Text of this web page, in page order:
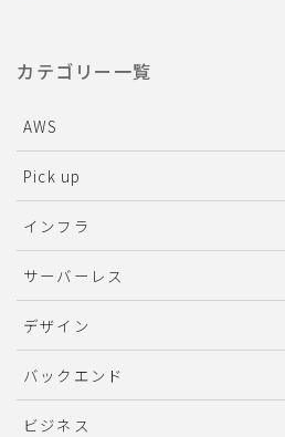
カテゴリー一覧
AWS
Pick up
インフラ
サーバーレス
デザイン
バックエンド
ビジネス